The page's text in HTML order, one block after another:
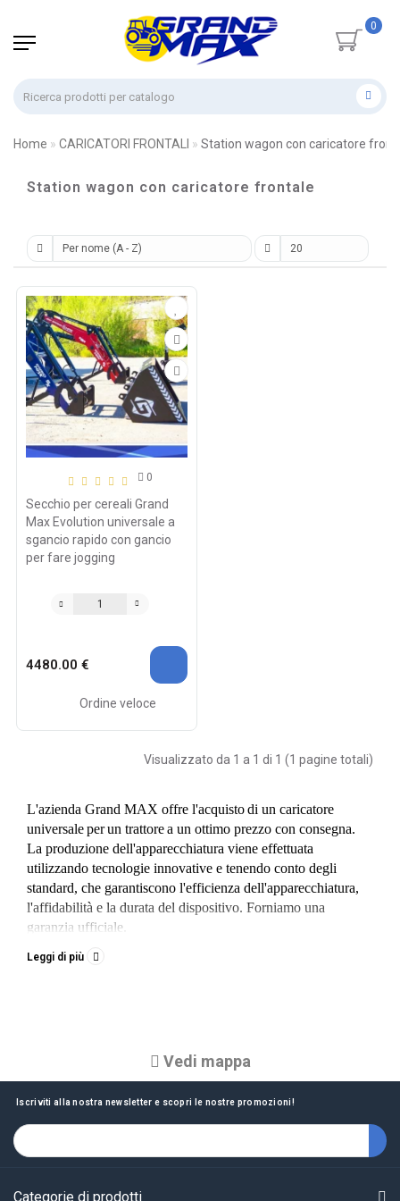
0
Home CARICATORI FRONTALI Station wagon con caricatore
Station wagon con caricatore frontale
0
Secchio per cereali Grand
Max Evolution universale a
sgancio rapido con gancio
per fare jogging
4480.00 €
Ordine veloce
Visualizzato da 1 a 1 di 1 (1 pagine totali)
L'azienda Grand MAX offre l'acquistodi un caricatore
universaleperun trattorea un ottimo prezzo con consegna.
La produzione dell'apparecchiatura viene effettuata
utilizzando tecnologie innovative e tenendo conto degli
standard, che garantiscono l'efficienza dell'apparecchiatura,
l'affidabilità e la durata del dispositivo. Forniamo una
garanzia ufficiale.
I caricatori universali
di attrezzature altamente specializzate, nonché di eseguire
lavori precedentemente non disponibili, ampliando la portata
Caratteristiche caratteristiche dei caricatori universali
soggetti a carichi speciali - 12 mm. La sezione
Leggi di più
Vedi mappa
Iscriviti alla nostra newsletter e scopri le nostre promozioni!
Categorie di prodotti